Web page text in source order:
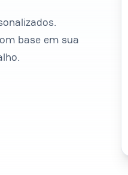
base em sua